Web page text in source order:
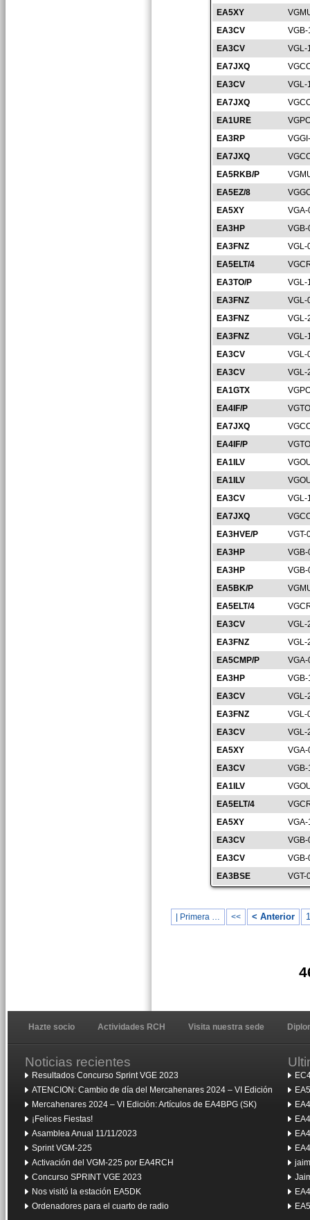
EA5XY
EA3CV
EA3CV
VGL-
EA7JXQ
EA3CV
VGL-
EA7JXQ
EA1URE
EA3RP
EA7JXQ
EA5RKB/P
EA5EZ/8
EA5XY
EA3HP
EA3FNZ
VGL-
EA5ELT/4
EA3TO/P
VGL-
EA3FNZ
VGL-
EA3FNZ
VGL-
EA3FNZ
VGL-
EA3CV
VGL-
EA3CV
VGL-
EA1GTX
EA4IF/P
EA7JXQ
EA4IF/P
EA1ILV
EA1ILV
EA3CV
VGL-
EA7JXQ
EA3HVE/P
VGT-
EA3HP
EA3HP
EA5BK/P
EA5ELT/4
EA3CV
VGL-
EA3FNZ
VGL-
EA5CMP/P
EA3HP
EA3CV
VGL-
EA3FNZ
VGL-
EA3CV
VGL-
EA5XY
EA3CV
EA1ILV
EA5ELT/4
EA5XY
EA3CV
EA3CV
EA3BSE
VGT-
| Primera … << < Anterior
Hazte socio Actividades RCH Visita nuestra sede
Noticias recientes
Resultados Concurso Sprint VGE 2023
ATENCION: Cambio de día del Mercahenares 2024 – VI Edición
Mercahenares 2024 – VI Edición: Artículos de EA4BPG (SK)
¡Felices Fiestas!
Asamblea Anual 11/11/2023
Sprint VGM-225
Activación del VGM-225 por EA4RCH
Concurso SPRINT VGE 2023
Nos visitó la estación EA5DK
Ordenadores para el cuarto de radio